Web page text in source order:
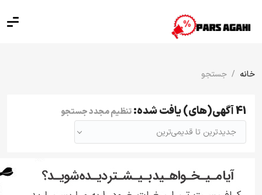
خانه جستجو
41 آگهی(های) یافت شده:
تنظیم مجدد جستجو
جدیدترین تا قدیمی‌ترین